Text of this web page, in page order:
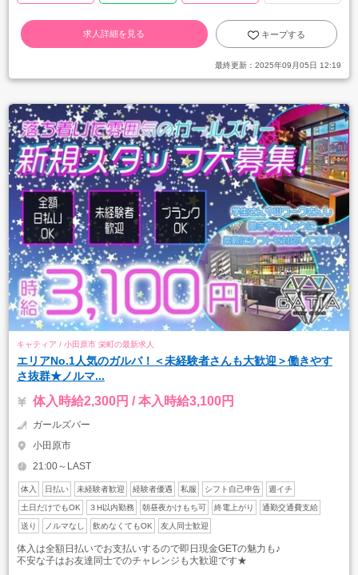
求人詳細を見る キープする
最終更新： 2025年09月05日 12:19
キャティア / 小田原市 栄町の最新求人
エリアNo.1人気のガルバ！＜未経験者さんも大歓迎＞働きやす
さ抜群★ノルマ...
体入時給2,300円 / 本入時給3,100円
ガールズバー
小田原市
21:00～LAST
体入 日払い 未経験者歓迎 経験者優遇 私服 シフト自己申告 週イチ
土日だけでもOK ３H以内勤務 朝昼夜かけもち可 終電上がり 通勤交通費支給
送り ノルマなし 飲めなくてもOK 友人同士歓迎
体入は全額日払いでお支払いするので即日現金GETの魅力も♪
不安な子はお友達同士でのチャレンジも大歓迎です★